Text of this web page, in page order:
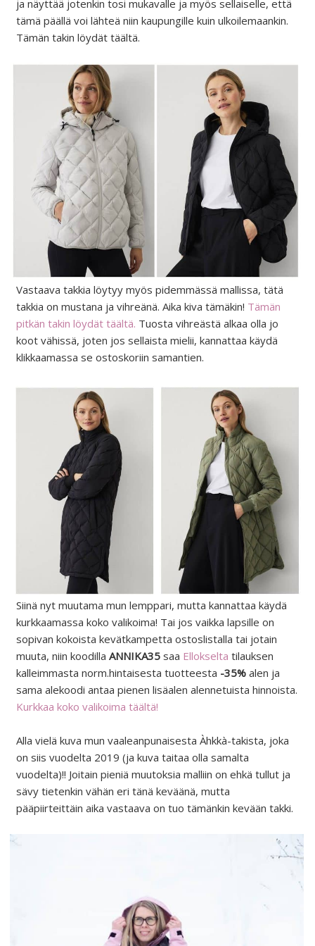
ja näyttää jotenkin tosi mukavalle ja myös sellaiselle, että
tämä päällä voi lähteä niin kaupungille kuin ulkoilemaankin.
Tämän takin löydät täältä.
Vastaava takkia löytyy myös pidemmässä mallissa, tätä
takkia on mustana ja vihreänä. Aika kiva tämäkin! Tämän
pitkän takin löydät täältä. Tuosta vihreästä alkaa olla jo
koot vähissä, joten jos sellaista mielii, kannattaa käydä
klikkaamassa se ostoskoriin samantien.
Siinä nyt muutama mun lemppari, mutta kannattaa käydä
kurkkaamassa koko valikoima! Tai jos vaikka lapsille on
sopivan kokoista kevätkampetta ostoslistalla tai jotain
muuta, niin koodilla ANNIKA35saa Ellokselta tilauksen
kalleimmasta norm.hintaisesta tuotteesta -35%alen ja
sama alekoodi antaa pienen lisäalen alennetuista hinnoista.
Kurkkaa koko valikoima täältä!
Alla vielä kuva mun vaaleanpunaisesta Àhkkà-takista, joka
on siis vuodelta 2019 (ja kuva taitaa olla samalta
vuodelta)!! Joitain pieniä muutoksia malliin on ehkä tullut ja
sävy tietenkin vähän eri tänä keväänä, mutta
pääpiirteittäin aika vastaava on tuo tämänkin kevään takki.